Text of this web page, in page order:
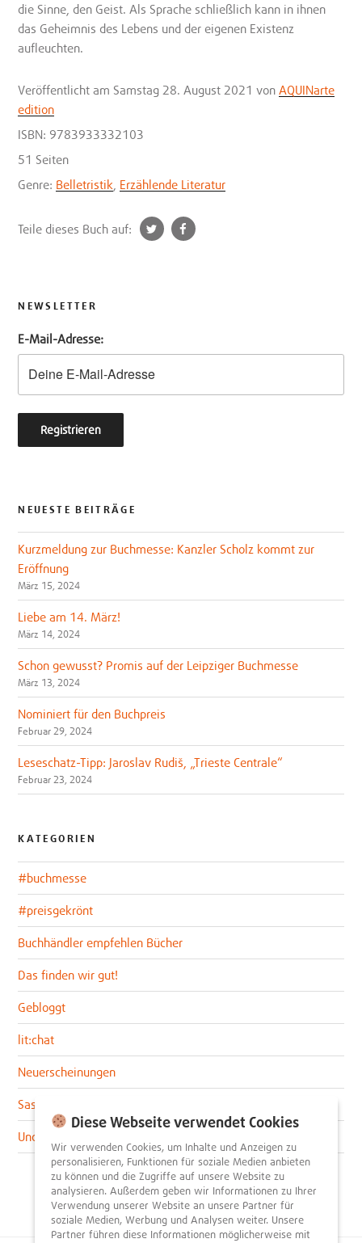
die Sinne, den Geist. Als Sprache schließlich kann in ihnen
das Geheimnis des Lebens und der eigenen Existenz
aufleuchten.
Veröffentlicht am Samstag 28. August 2021 vonAQUINarte
edition
ISBN: 9783933332103
51 Seiten
Genre: Belletristik Erzählende Literatur
Teile dieses Buch auf:
t
NEWSLETTER
E-Mail-Adresse:
NEUESTE BEITRÄGE
Kurzmeldung zur Buchmesse: Kanzler Scholz kommt zur
Eröffnung
März 15, 2024
Liebe am 14. März!
März 14, 2024
Schon gewusst? Promis auf der Leipziger Buchmesse
März 13, 2024
Nominiert für den Buchpreis
Februar 29, 2024
Leseschatz-Tipp: Jaroslav Rudiš, „Trieste Centrale“
Februar 23, 2024
KATEGORIEN
#buchmesse
#preisgekrönt
Buchhändler empfehlen Bücher
Das finden wir gut!
Gebloggt
lit:chat
Neuerscheinungen
Sascha im lit:blog
Uncategorized
Diese Webseite verwendet Cookies
Wir verwenden Cookies, um Inhalte und Anzeigen zu
personalisieren, Funktionen für soziale Medien anbieten
zu können und die Zugriffe auf unsere Website zu
analysieren. Außerdem geben wir Informationen zu Ihrer
Verwendung unserer Website an unsere Partner für
soziale Medien, Werbung und Analysen weiter. Unsere
Partner führen diese Informationen möglicherweise mit